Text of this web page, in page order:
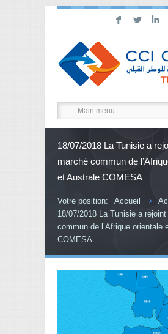
F L I
18/07/2018 La Tunisie a
marché commun de
et Australe COMESA
Votre position: Accueil
18/07/2018 La Tunisie a
commun de l’Afrique orientale
COMESA